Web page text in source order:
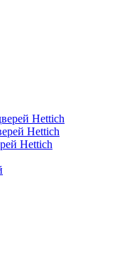
Hettich
Hettich
Hettich